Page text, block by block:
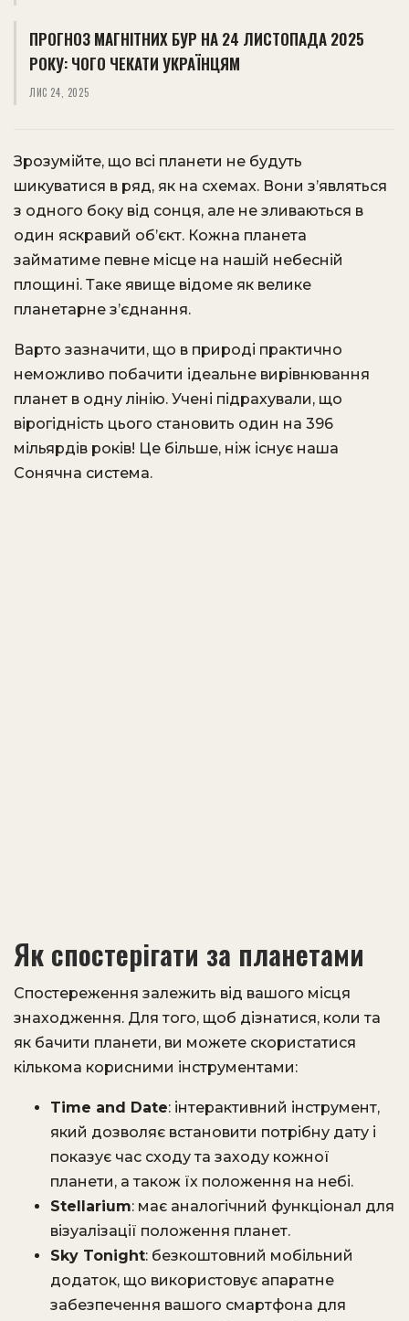
ПРОГНОЗ МАГНІТНИХ БУР НА 24 ЛИСТОПАДА 2025
РОКУ: ЧОГО ЧЕКАТИ УКРАЇНЦЯМ
ЛИС 24, 2025
Зрозумійте, що всі планети не будуть
шикуватися в ряд, як на схемах. Вони з’являться
з одного боку від сонця, але не зливаються в
один яскравий об’єкт. Кожна планета
займатиме певне місце на нашій небесній
площині. Таке явище відоме як велике
планетарне з’єднання.
Варто зазначити, що в природі практично
неможливо побачити ідеальне вирівнювання
планет в одну лінію. Учені підрахували, що
вірогідність цього становить один на 396
мільярдів років! Це більше, ніж існує наша
Сонячна система.
Як спостерігати за планетами
Спостереження залежить від вашого місця
знаходження. Для того, щоб дізнатися, коли та
як бачити планети, ви можете скористатися
кількома корисними інструментами:
Time and Date: інтерактивний інструмент,
який дозволяє встановити потрібну дату і
показує час сходу та заходу кожної
планети, а також їх положення на небі.
Stellarium: має аналогічний функціонал для
візуалізації положення планет.
Sky Tonight: безкоштовний мобільний
додаток, що використовує апаратне
забезпечення вашого смартфона для